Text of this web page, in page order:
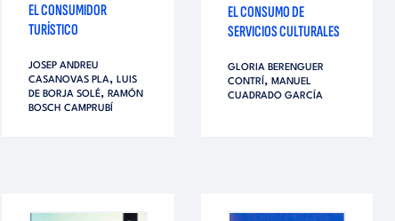
EL CONSUMIDOR
TURÍSTICO
JOSEP ANDREU
CASANOVAS PLA,LUIS
DE BORJA SOLÉ,RAMÓN
BOSCH CAMPRUBÍ
EL CONSUMO DE
SERVICIOS CULTURALES
GLORIA BERENGUER
CONTRÍ , MANUEL
CUADRADO GARCÍA